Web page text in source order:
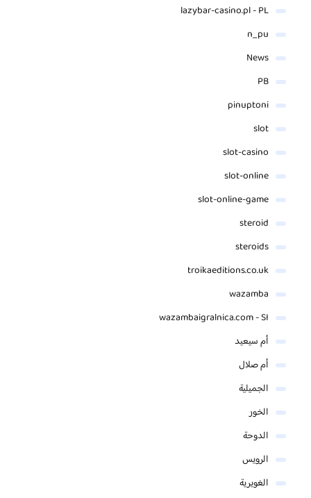
lazybar-casino.pl - PL
n_pu
News
PB
pinuptoni
slot
slot-casino
slot-online
slot-online-game
steroid
steroids
troikaeditions.co.uk
wazamba
wazambaigralnica.com - SI
أم سيعيد
أم صلال
الجميلية
الخور
الدوحة
الرويس
الغويرية